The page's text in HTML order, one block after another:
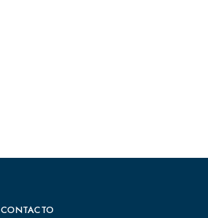
CONTACTO